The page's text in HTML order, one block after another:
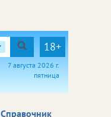
18+
7 августа 2026 г.
пятница
Справочник